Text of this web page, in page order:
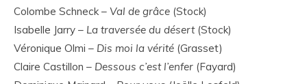
Colombe Schneck – Val de grâce (Stock)
Isabelle Jarry – La traversée du désert(Stock)
Véronique Olmi – Dis moi la vérité (Grasset)
Claire Castillon – Dessous c’est l’enfer (Fayard)